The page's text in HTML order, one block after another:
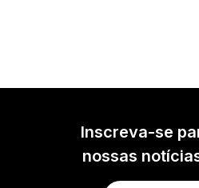
Inscreva-se
nossas